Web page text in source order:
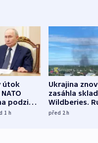
útok
podzim,
služby
1 h
Ukrajina
zasáhla
Wildberies.
útočili v
před 2h